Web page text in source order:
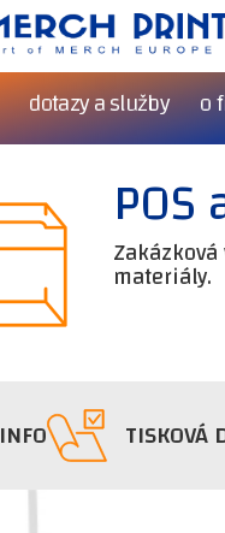
dotazy a služby o
materiály.
INFO TISKOVÁ